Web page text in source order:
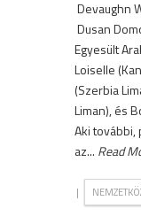
Devaughn
Dusan
Egyesült
Loiselle
(Szerbia
Liman), és
Aki
az... Read
|